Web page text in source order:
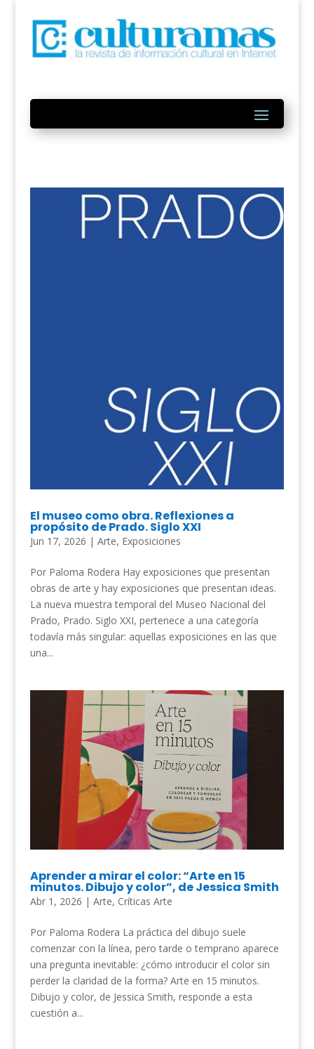
El museo como obra. Reflexiones a
propósito de Prado. Siglo XXI
Jun 17, 2026 | Arte, Exposiciones
Por Paloma Rodera Hay exposiciones que presentan
obras de arte y hay exposiciones que presentan ideas.
La nueva muestra temporal del Museo Nacional del
Prado, Prado. Siglo XXI, pertenece a una categoría
todavía más singular: aquellas exposiciones en las que
una...
Aprender a mirar el color: “Arte en 15
minutos. Dibujo y color”, de Jessica Smith
Abr 1, 2026 | Arte, Críticas Arte
Por Paloma Rodera La práctica del dibujo suele
comenzar con la línea, pero tarde o temprano aparece
una pregunta inevitable: ¿cómo introducir el color sin
perder la claridad de la forma? Arte en 15 minutos.
Dibujo y color, de Jessica Smith, responde a esta
cuestión a...